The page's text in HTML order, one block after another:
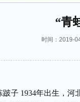
“青
时间：2019-
跛子 1934年出生，河